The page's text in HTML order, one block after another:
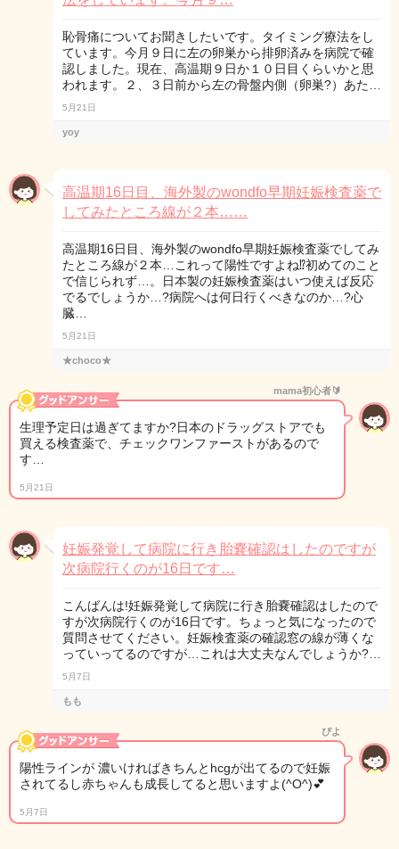
恥骨痛についてお聞きしたいです。タイミング療法をし
ています。今月９日に左の卵巣から排卵済みを病院で確
認しました。現在、高温期９日か１０日目くらいかと思
われます。２、３日前から左の骨盤内側（卵巣?）あた…
5月21日
yoy
高温期16日目、海外製のwondfo早期妊娠検査薬で
してみたところ線が２本……
高温期16日目、海外製のwondfo早期妊娠検査薬でしてみ
たところ線が２本…これって陽性ですよね⁉︎初めてのこと
で信じられず…。日本製の妊娠検査薬はいつ使えば反応
でるでしょうか…?病院へは何日行くべきなのか…?心
臓…
5月21日
★choco★
mama初心者🔰
生理予定日は過ぎてますか?日本のドラッグストアでも
買える検査薬で、チェックワンファーストがあるので
す…
5月21日
妊娠発覚して病院に行き胎嚢確認はしたのですが
次病院行くのが16日です…
こんばんは!妊娠発覚して病院に行き胎嚢確認はしたので
すが次病院行くのが16日です。ちょっと気になったので
質問させてください。妊娠検査薬の確認窓の線が薄くな
っていってるのですが…これは大丈夫なんでしょうか?…
5月7日
もも
ぴよ
陽性ラインが 濃いければきちんとhcgが出てるので妊娠
されてるし赤ちゃんも成長してると思いますよ(^O^)💕
5月7日